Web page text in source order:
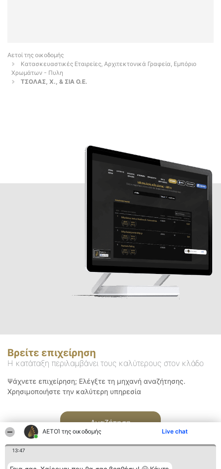
ΑΕΤΟΊ της οικοδομής Live chat
13:47
Αετοί της οικοδομής
Κατασκευαστικές Εταιρείες, Αρχιτεκτονικά Γραφεία, Εμπόριο
Χρωμάτων - Πυλη
ΤΣΟΛΑΣ, Χ., & ΣΙΑ Ο.Ε.
Βρείτε επιχείρηση
Η κατάταξη περιλαμβάνει τους καλύτερους στον κλάδο
Ψάχνετε επιχείρηση; Ελέγξτε τη μηχανή αναζήτησης.
Χρησιμοποιήστε την καλύτερη υπηρεσία
Αναζήτηση